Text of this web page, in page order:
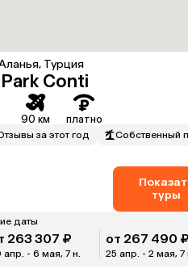
Турция
Conti
90 км платно
за этот год
Собственный
туры
даты
263 307 ₽
апр. - 6 мая, 7 н.
от 267 490
25 апр. - 2 мая, 7